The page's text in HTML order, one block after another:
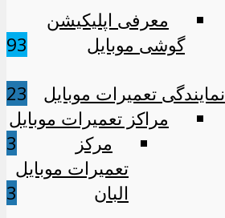
معرفی اپلیکیشن
گوشی موبایل
93
نمایندگی تعمیرات موبایل
23
مراکز تعمیرات موبایل
3
مرکز
تعمیرات موبایل
البان
3